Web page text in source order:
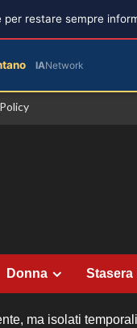
Donna Stasera
ma isolati
restare sempre
IANetwork